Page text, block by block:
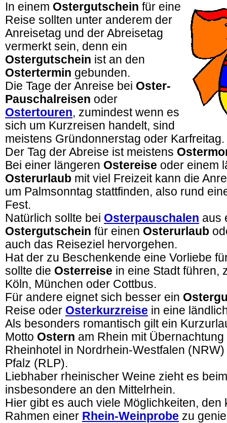
In einem Ostergutschein für eine
Reise sollten unter anderem der
Anreisetag und der Abreisetag
vermerkt sein, denn ein
Ostergutschein ist an den
Ostertermin gebunden.
Die Tage der Anreise bei Oster-
Pauschalreisen oder
Ostertouren, zumindest wenn es
sich um Kurzreisen handelt, sind
meistens Gründonnerstag oder Karfreitag.
Der Tag der Abreise ist meistens
Bei einer längeren Ostereise oder einem
Osterurlaub mit viel Freizeit kann die
um Palmsonntag stattfinden, also rund
Fest.
Natürlich sollte bei Osterpauschalen aus
Ostergutschein für einen Osterurlaub
auch das Reiseziel hervorgehen.
Hat der zu Beschenkende eine Vorliebe
sollte die Osterreise in eine Stadt führen,
Köln, München oder Cottbus.
Für andere eignet sich besser ein
Reise oder Osterkurzreise in eine
Als besonders romantisch gilt ein
Motto Ostern am Rhein mit Übernachtung
Rheinhotel in Nordrhein-Westfalen
Pfalz (RLP).
Liebhaber rheinischer Weine zieht es
insbesondere an den Mittelrhein.
Hier gibt es auch viele Möglichkeiten, den
Rahmen einer Rhein-Weinprobe zu